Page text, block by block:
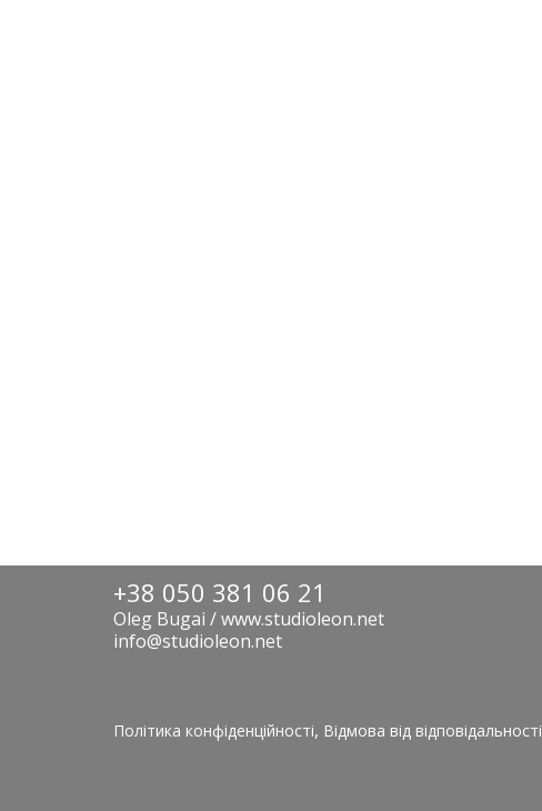
+38 050 381 06 21
Oleg Bugai / www.studioleon.net
info@studioleon.net
Політика конфіденційності, Відмова від відповідальності